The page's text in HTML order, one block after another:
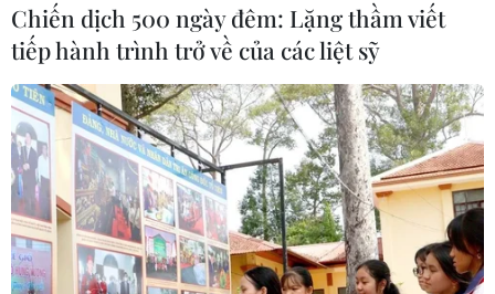
Chiến dịch 500 ngày đêm: Lặng thầm viết
tiếp hành trình trở về của các liệt sỹ